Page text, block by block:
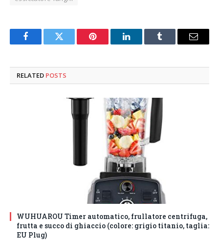
FacebookTwitter Pinterest LinkedInTumblr Email
RELATED POSTS
WUHUAROU Timer automatico, frullatore centrifuga,
frutta e succo di ghiaccio (colore: grigio titanio, taglia:
EU Plug)